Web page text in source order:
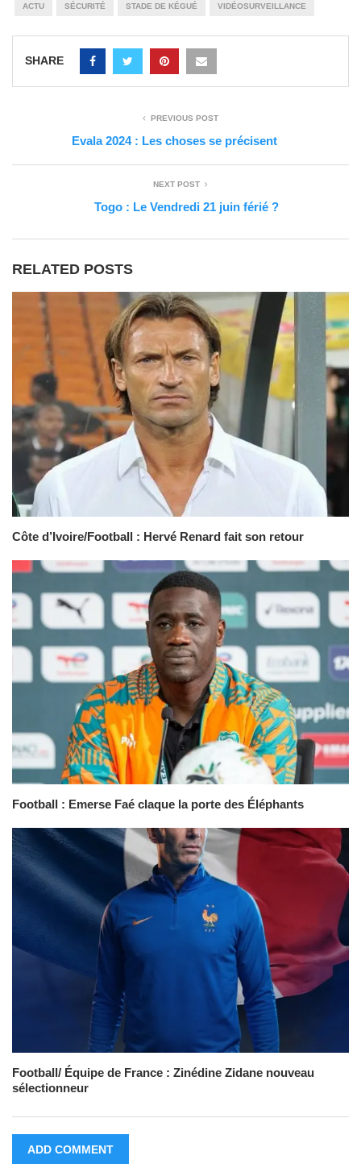
ACTU SÉCURITÉ STADE DE KÉGUÉ VIDÉOSURVEILLANCE
SHARE
PREVIOUS POST
Evala 2024 : Les choses se précisent
NEXT POST
Togo : Le Vendredi 21 juin férié ?
RELATED POSTS
Côte d’Ivoire/Football : Hervé Renard fait son retour
Football : Emerse Faé claque la porte des Éléphants
Football/ Équipe de France : Zinédine Zidane nouveau
sélectionneur
ADD COMMENT